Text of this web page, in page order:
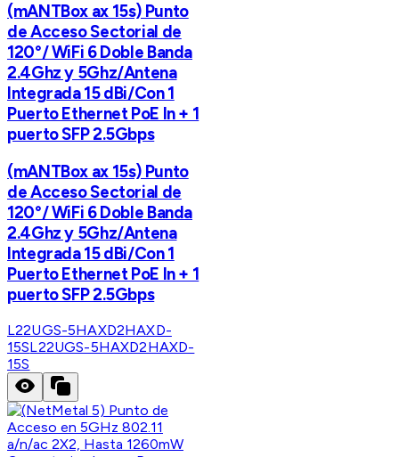
(mANTBox ax 15s) Punto
de Acceso Sectorial de
120°/ WiFi 6 Doble Banda
2.4Ghz y 5Ghz/Antena
Integrada 15 dBi/Con 1
Puerto Ethernet PoE In + 1
puerto SFP 2.5Gbps
(mANTBox ax 15s) Punto
de Acceso Sectorial de
120°/ WiFi 6 Doble Banda
2.4Ghz y 5Ghz/Antena
Integrada 15 dBi/Con 1
Puerto Ethernet PoE In + 1
puerto SFP 2.5Gbps
L22UGS-5HAXD2HAXD-
15SL22UGS-5HAXD2HAXD-
15S